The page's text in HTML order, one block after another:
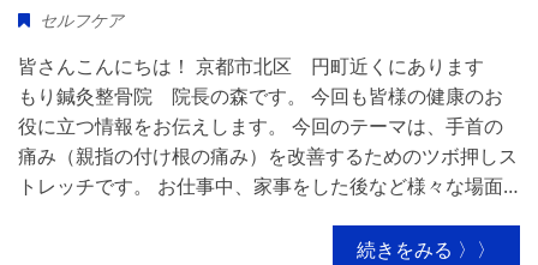
セルフケア
皆さんこんにちは！ 京都市北区 円町近くにあります
もり鍼灸整骨院 院長の森です。 今回も皆様の健康のお
役に立つ情報をお伝えします。 今回のテーマは、手首の
痛み（親指の付け根の痛み）を改善するためのツボ押しス
トレッチです。 お仕事中、家事をした後など様々な場面…
続きをみる 〉〉